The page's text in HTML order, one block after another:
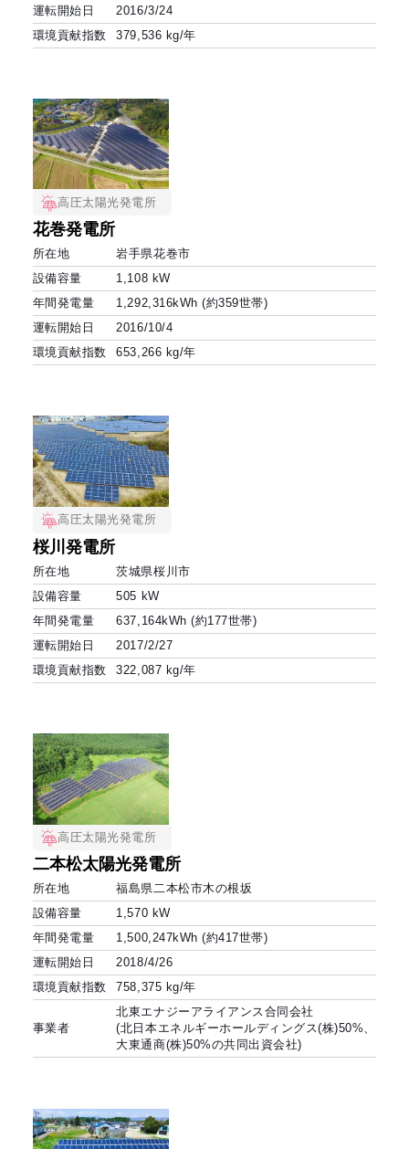
運転開始日
2016/3/24
環境貢献指数
379,536 kg/年
高圧太陽光発電所
花巻発電所
所在地
岩手県花巻市
設備容量
1,108 kW
年間発電量
1,292,316kWh (約359世帯)
運転開始日
2016/10/4
環境貢献指数
653,266 kg/年
高圧太陽光発電所
桜川発電所
所在地
茨城県桜川市
設備容量
505 kW
年間発電量
637,164kWh (約177世帯)
運転開始日
2017/2/27
環境貢献指数
322,087 kg/年
高圧太陽光発電所
二本松太陽光発電所
所在地
福島県二本松市木の根坂
設備容量
1,570 kW
年間発電量
1,500,247kWh (約417世帯)
運転開始日
2018/4/26
環境貢献指数
758,375 kg/年
事業者
北東エナジーアライアンス合同会社
(北日本エネルギーホールディングス(株)50%、
大東通商(株)50%の共同出資会社)